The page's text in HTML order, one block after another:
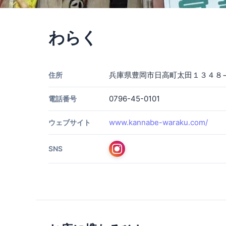
わらく
住所 兵庫県豊岡市日高町太田１３４８
電話番号 0796-45-0101
ウェブサイト www.kannabe-waraku.com/
SNS